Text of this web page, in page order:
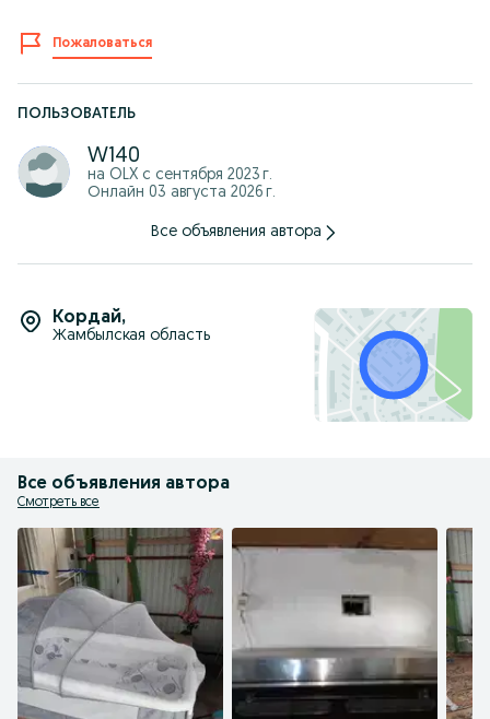
Пожаловаться
ПОЛЬЗОВАТЕЛЬ
W140
на OLX с сентября 2023 г.
Онлайн 03 августа 2026 г.
Все объявления автора
Кордай,
Жамбылская область
Все объявления автора
Смотреть все